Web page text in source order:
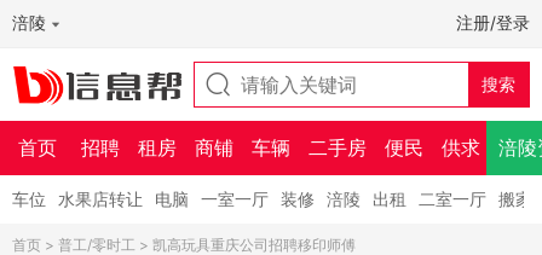
涪陵 注册/登录
首页 招聘 租房 商铺 车辆 二手房 便民 供求 涪陵
车位 水果店转让 电脑 一室一厅 装修 涪陵 出租 二室一厅 搬家
首页 > 普工/零时工 > 凯高玩具重庆公司招聘移印师傅